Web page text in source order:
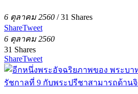
6 ตุลาคม 2560 /31 Shares
ShareTweet
6 ตุลาคม 2560
31 Shares
ShareTweet